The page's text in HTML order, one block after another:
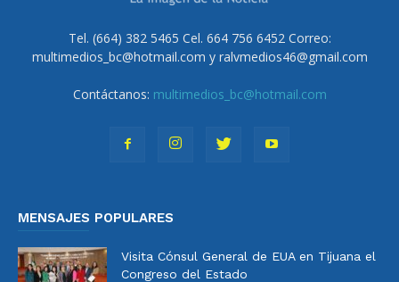
Tel. (664) 382 5465 Cel. 664 756 6452 Correo:
multimedios_bc@hotmail.com y ralvmedios46@gmail.com
Contáctanos: multimedios_bc@hotmail.com
MENSAJES POPULARES
Visita Cónsul General de EUA en Tijuana el
Congreso del Estado